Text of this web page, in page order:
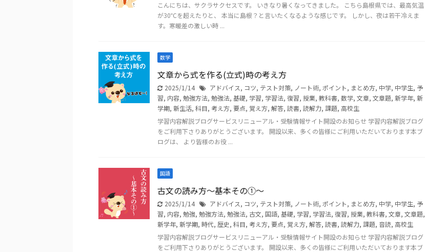
こんにちは、サクラサクセスです。 いきなり暑くなってきました。 こちら島根県では、最高気温
が30℃を超えたりと、 本当に島根？と言いたくなるような感じです。 しかし、夜は若干冷えま
す。寒暖差の激しい時 ...
数学
文章から式を作る(立式)時の考え方
2025/1/14 アドバイス, コツ, テスト対策, ノート術, ポイント, まとめ方, 中学, 中学生, 予
習, 内容, 勉強方法, 勉強法, 基礎, 学習, 学習法, 復習, 授業, 教科書, 数学, 文章, 文章題, 新学年, 新
学期, 新生活, 科目, 考え方, 要点, 覚え方, 解答, 読書, 読解力, 課題, 高校生
学習内容解説ブログサービスリニューアル・受験情報サイト開設のお知らせ 学習内容解説ブログ
をご利用下さりありがとうございます。 開設以来、多くの皆様にご利用いただいております本ブ
ログは、 より皆様のお役 ...
国語
古文の読み方～基本その①～
2025/1/14 アドバイス, コツ, テスト対策, ノート術, ポイント, まとめ方, 中学, 中学生, 予
習, 内容, 勉強, 勉強方法, 勉強法, 古文, 国語, 基礎, 学習, 学習法, 復習, 授業, 教科書, 文章, 文章題,
新学年, 新学期, 時代, 歴史, 科目, 考え方, 要点, 覚え方, 解答, 読書, 読解力, 課題, 音読, 高校生
学習内容解説ブログサービスリニューアル・受験情報サイト開設のお知らせ 学習内容解説ブログ
をご利用下さりありがとうございます。 開設以来、多くの皆様にご利用いただいております本ブ